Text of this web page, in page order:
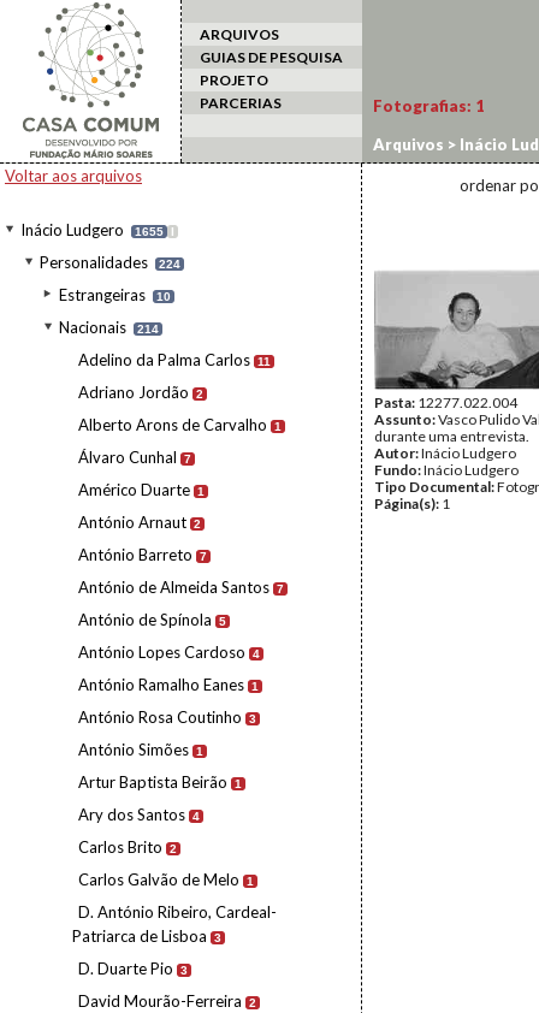
ARQUIVOS
GUIAS DE PESQUISA
PROJETO
PARCERIAS
Voltar aos arquivos
Inácio Ludgero 1655 I
Personalidades 224
Estrangeiras 10
Nacionais 214
Adelino da Palma Carlos 11
Adriano Jordão 2
Alberto Arons de Carvalho 1
Álvaro Cunhal 7
Américo Duarte 1
António Arnaut 2
António Barreto 7
António de Almeida Santos 7
António de Spínola 5
António Lopes Cardoso 4
António Ramalho Eanes 1
António Rosa Coutinho 3
António Simões 1
Artur Baptista Beirão 1
Ary dos Santos 4
Carlos Brito 2
Carlos Galvão de Melo 1
D. António Ribeiro, Cardeal-
Patriarca de Lisboa
3
D. Duarte Pio 3
David Mourão-Ferreira 2
Fotografias: 1
Arquivos > Inácio
ordenar
Pasta: 12277.022.004
Assunto:Vasco Pulido
durante uma entrevista.
Autor:Inácio Ludgero
Fundo:Inácio Ludgero
Tipo Documental:
Página(s): 1